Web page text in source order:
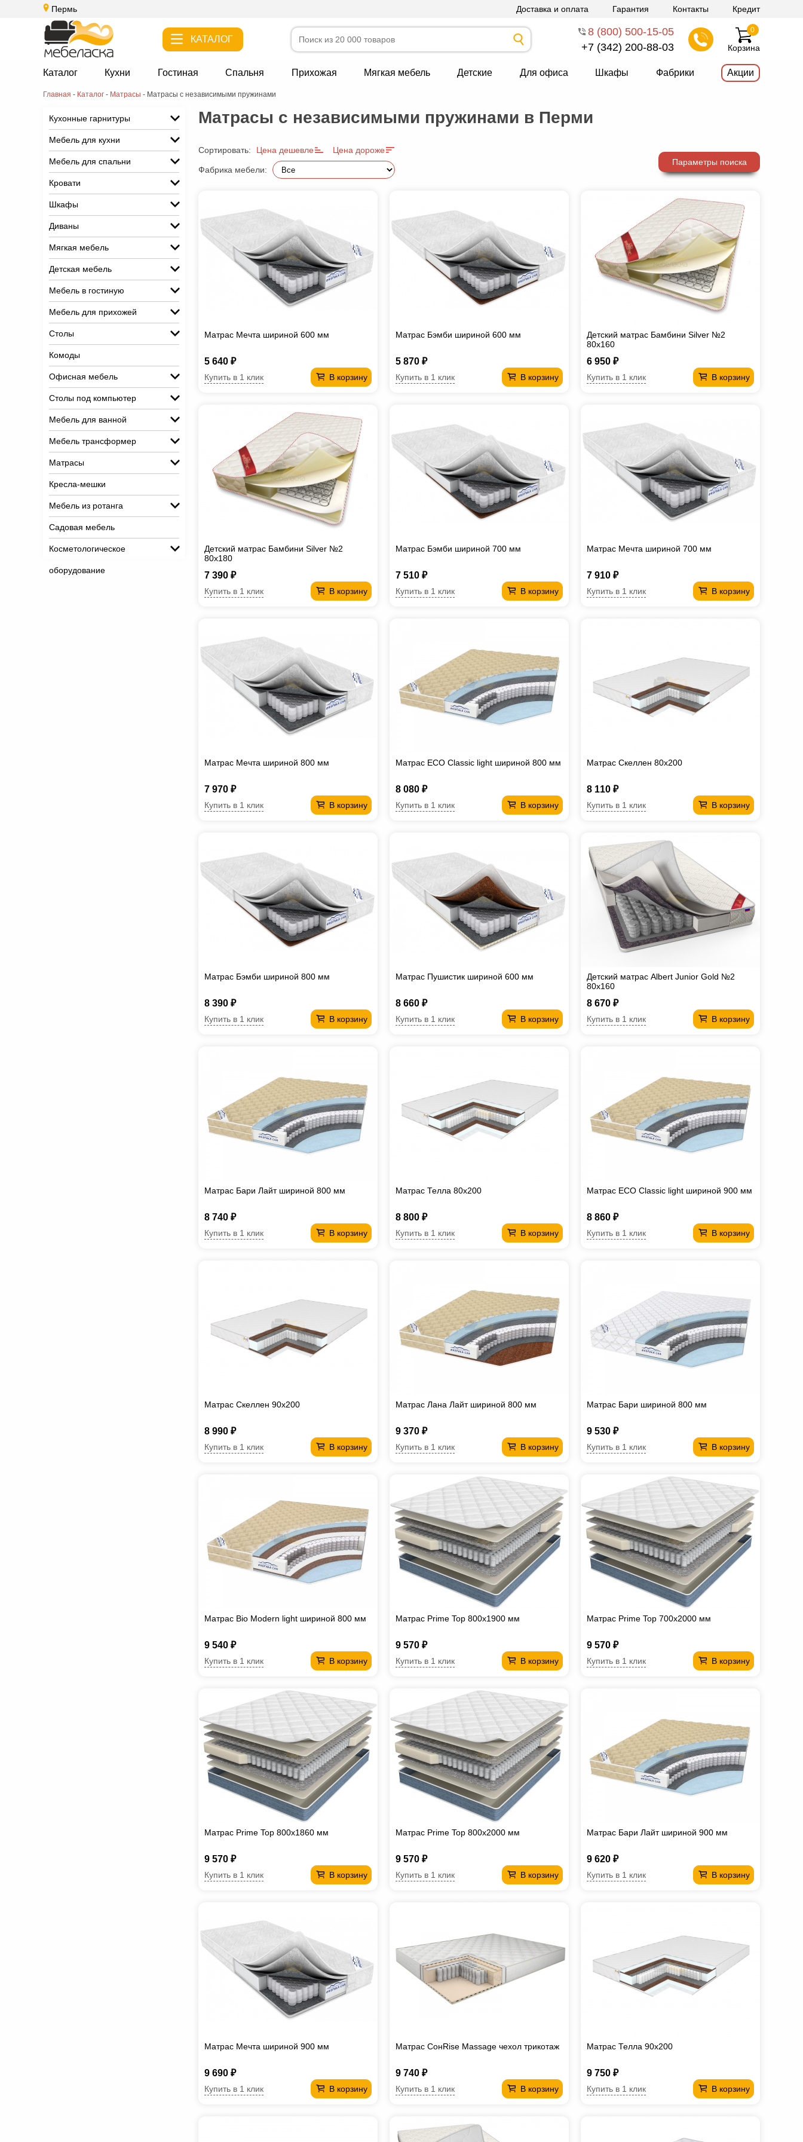
Пермь Доставка и оплата Гарантия Контакты Кредит
КАТАЛОГ
8 (800) 500-15-05
+7 (342) 200-88-03
Корзина
0
Каталог Кухни Гостиная Спальня Прихожая Мягкая мебель Детские Для офиса Шкафы Фабрики Акции
Главная - Каталог - Матрасы - Матрасы с независимыми пружинами
Кухонные гарнитуры
Мебель для кухни
Мебель для спальни
Кровати
Шкафы
Диваны
Мягкая мебель
Детская мебель
Мебель в гостиную
Мебель для прихожей
Столы
Комоды
Офисная мебель
Столы под компьютер
Мебель для ванной
Мебель трансформер
Матрасы
Кресла-мешки
Мебель из ротанга
Садовая мебель
Косметологическое
оборудование
Матрасы с независимыми пружинами в Перми
Сортировать: Цена дешевле Цена дороже
Фабрика мебели:
Параметры поиска
Матрас Мечта шириной 600 мм
5 640 ₽
В корзину
Купить в 1 клик
Матрас Бэмби шириной 600 мм
5 870 ₽
В корзину
Купить в 1 клик
Детский матрас Бамбини Silver №2
80х160
6 950 ₽
В корзину
Купить в 1 клик
Детский матрас Бамбини Silver №2
80х180
7 390 ₽
В корзину
Купить в 1 клик
Матрас Бэмби шириной 700 мм
7 510 ₽
В корзину
Купить в 1 клик
Матрас Мечта шириной 700 мм
7 910 ₽
В корзину
Купить в 1 клик
Матрас Мечта шириной 800 мм
7 970 ₽
В корзину
Купить в 1 клик
Матрас ECO Classiс light шириной 800 мм
8 080 ₽
В корзину
Купить в 1 клик
Матрас Скеллен 80х200
8 110 ₽
В корзину
Купить в 1 клик
Матрас Бэмби шириной 800 мм
8 390 ₽
В корзину
Купить в 1 клик
Матрас Пушистик шириной 600 мм
8 660 ₽
В корзину
Купить в 1 клик
Детский матрас Albert Junior Gold №2
80х160
8 670 ₽
В корзину
Купить в 1 клик
Матрас Бари Лайт шириной 800 мм
8 740 ₽
В корзину
Купить в 1 клик
Матрас Телла 80х200
8 800 ₽
В корзину
Купить в 1 клик
Матрас ECO Classiс light шириной 900 мм
8 860 ₽
В корзину
Купить в 1 клик
Матрас Скеллен 90х200
8 990 ₽
В корзину
Купить в 1 клик
Матрас Лана Лайт шириной 800 мм
9 370 ₽
В корзину
Купить в 1 клик
Матрас Бари шириной 800 мм
9 530 ₽
В корзину
Купить в 1 клик
Матрас Bio Modern light шириной 800 мм
9 540 ₽
В корзину
Купить в 1 клик
Матрас Prime Top 800х1900 мм
9 570 ₽
В корзину
Купить в 1 клик
Матрас Prime Top 700х2000 мм
9 570 ₽
В корзину
Купить в 1 клик
Матрас Prime Top 800х1860 мм
9 570 ₽
В корзину
Купить в 1 клик
Матрас Prime Top 800х2000 мм
9 570 ₽
В корзину
Купить в 1 клик
Матрас Бари Лайт шириной 900 мм
9 620 ₽
В корзину
Купить в 1 клик
Матрас Мечта шириной 900 мм
9 690 ₽
В корзину
Купить в 1 клик
Матрас СонRise Massage чехол трикотаж
9 740 ₽
В корзину
Купить в 1 клик
Матрас Телла 90х200
9 750 ₽
В корзину
Купить в 1 клик